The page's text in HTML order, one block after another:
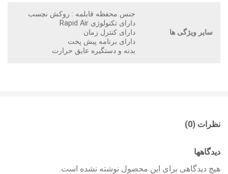
سایر ویژگی ها
جنس محفظه قابلمه : روکش نچسب
دارای تکنولوژی Rapid Air
دارای کنترل زمان
دارای برنامه پیش پخت
بدنه و دستگیره عایق حرارت
نظرات (0)
دیدگاهها
هیچ دیدگاهی برای این محصول نوشته نشده است.